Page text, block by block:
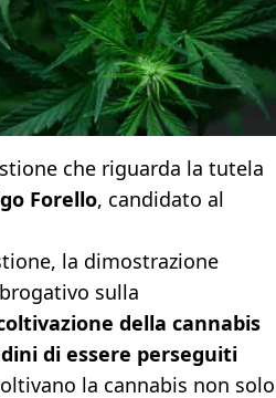
che riguarda la tutela
Forello, candidato al
la dimostrazione
sulla
della cannabis
di essere perseguiti
la cannabis non solo